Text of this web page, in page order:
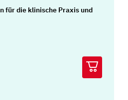
für die klinische Praxis und